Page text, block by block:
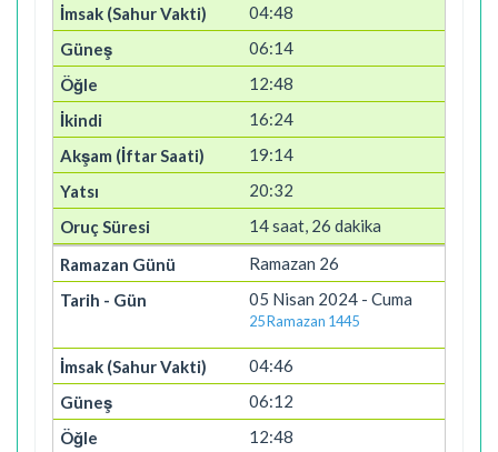
04:48
06:14
12:48
16:24
19:14
20:32
14 saat, 26 dakika
Ramazan 26
05 Nisan 2024 - Cuma
25 Ramazan 1445
04:46
06:12
12:48